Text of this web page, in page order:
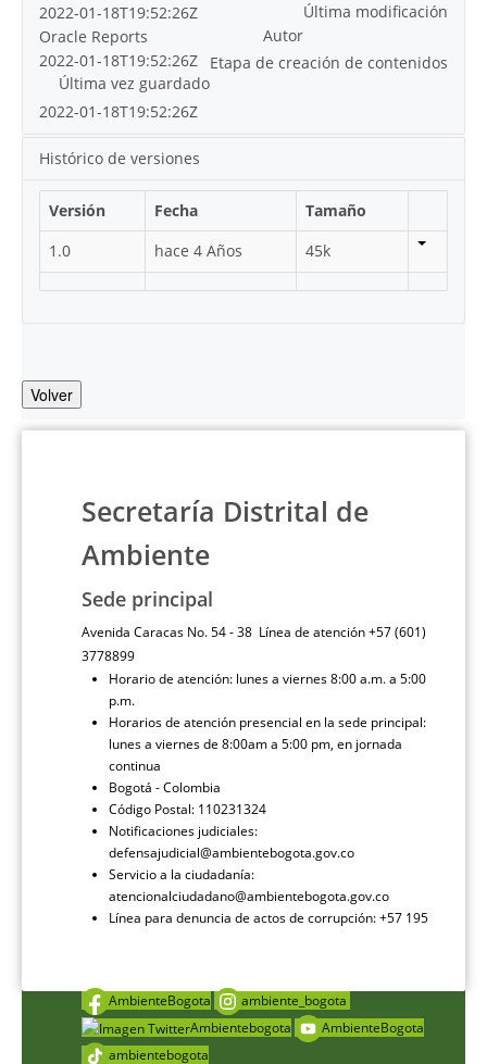
Última modificación
2022-01-18T19:52:26Z
Autor
Oracle Reports
Etapa de creación de contenidos
2022-01-18T19:52:26Z
Última vez guardado
2022-01-18T19:52:26Z
Histórico de versiones
Versión Fecha
Tamaño
1.0
hace 4 Años 45k
Volver
Secretaría Distrital de
Ambiente
Sede principal
Avenida Caracas No. 54 - 38 Línea de atención +57 (601)
3778899
Horario de atención: lunes a viernes 8:00 a.m. a 5:00
p.m.
Horarios de atención presencial en la sede principal:
lunes a viernes de 8:00am a 5:00 pm, en jornada
continua
Bogotá - Colombia
Código Postal: 110231324
Notificaciones judiciales:
defensajudicial@ambientebogota.gov.co
Servicio a la ciudadanía:
atencionalciudadano@ambientebogota.gov.co
Línea para denuncia de actos de corrupción: +57 195
AmbienteBogota
ambiente_bogota
Ambientebogota
AmbienteBogota
ambientebogota